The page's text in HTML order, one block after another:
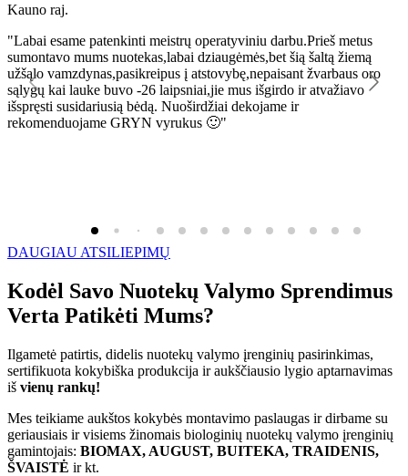
Kauno raj.
"Labai esame patenkinti meistrų operatyviniu darbu.Prieš metus
sumontavo mums nuotekas,labai dziaugėmės,bet šią šaltą žiemą
užšąlo vamzdynas,pasikreipus į atstovybę,nepaisant žvarbaus oro
sąlygų kai lauke buvo -26 laipsniai,jie mus išgirdo ir atvažiavo
išspręsti susidariusią bėdą. Nuoširdžiai dekojame ir
rekomenduojame GRYN vyrukus 🙂"
DAUGIAU ATSILIEPIMŲ
Kodėl Savo Nuotekų Valymo Sprendimus
Verta Patikėti Mums?
Ilgametė patirtis, didelis nuotekų valymo įrenginių pasirinkimas,
sertifikuota kokybiška produkcija ir aukščiausio lygio aptarnavimas
iš vienų rankų!
Mes teikiame aukštos kokybės montavimo paslaugas ir dirbame su
geriausiais ir visiems žinomais biologinių nuotekų valymo įrenginių
gamintojais: BIOMAX, AUGUST, BUITEKA, TRAIDENIS,
ŠVAISTĖ ir kt.